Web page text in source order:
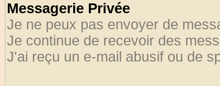
Messagerie Privée
Je ne peux pas envoyer de
Je continue de recevoir des
J'ai reçu un e-mail abusif ou de